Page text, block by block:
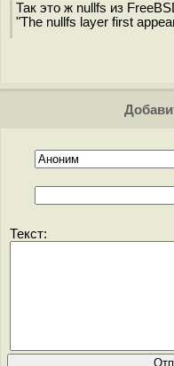
Так это ж nullfs из
"The nullfs layer first
Текст: